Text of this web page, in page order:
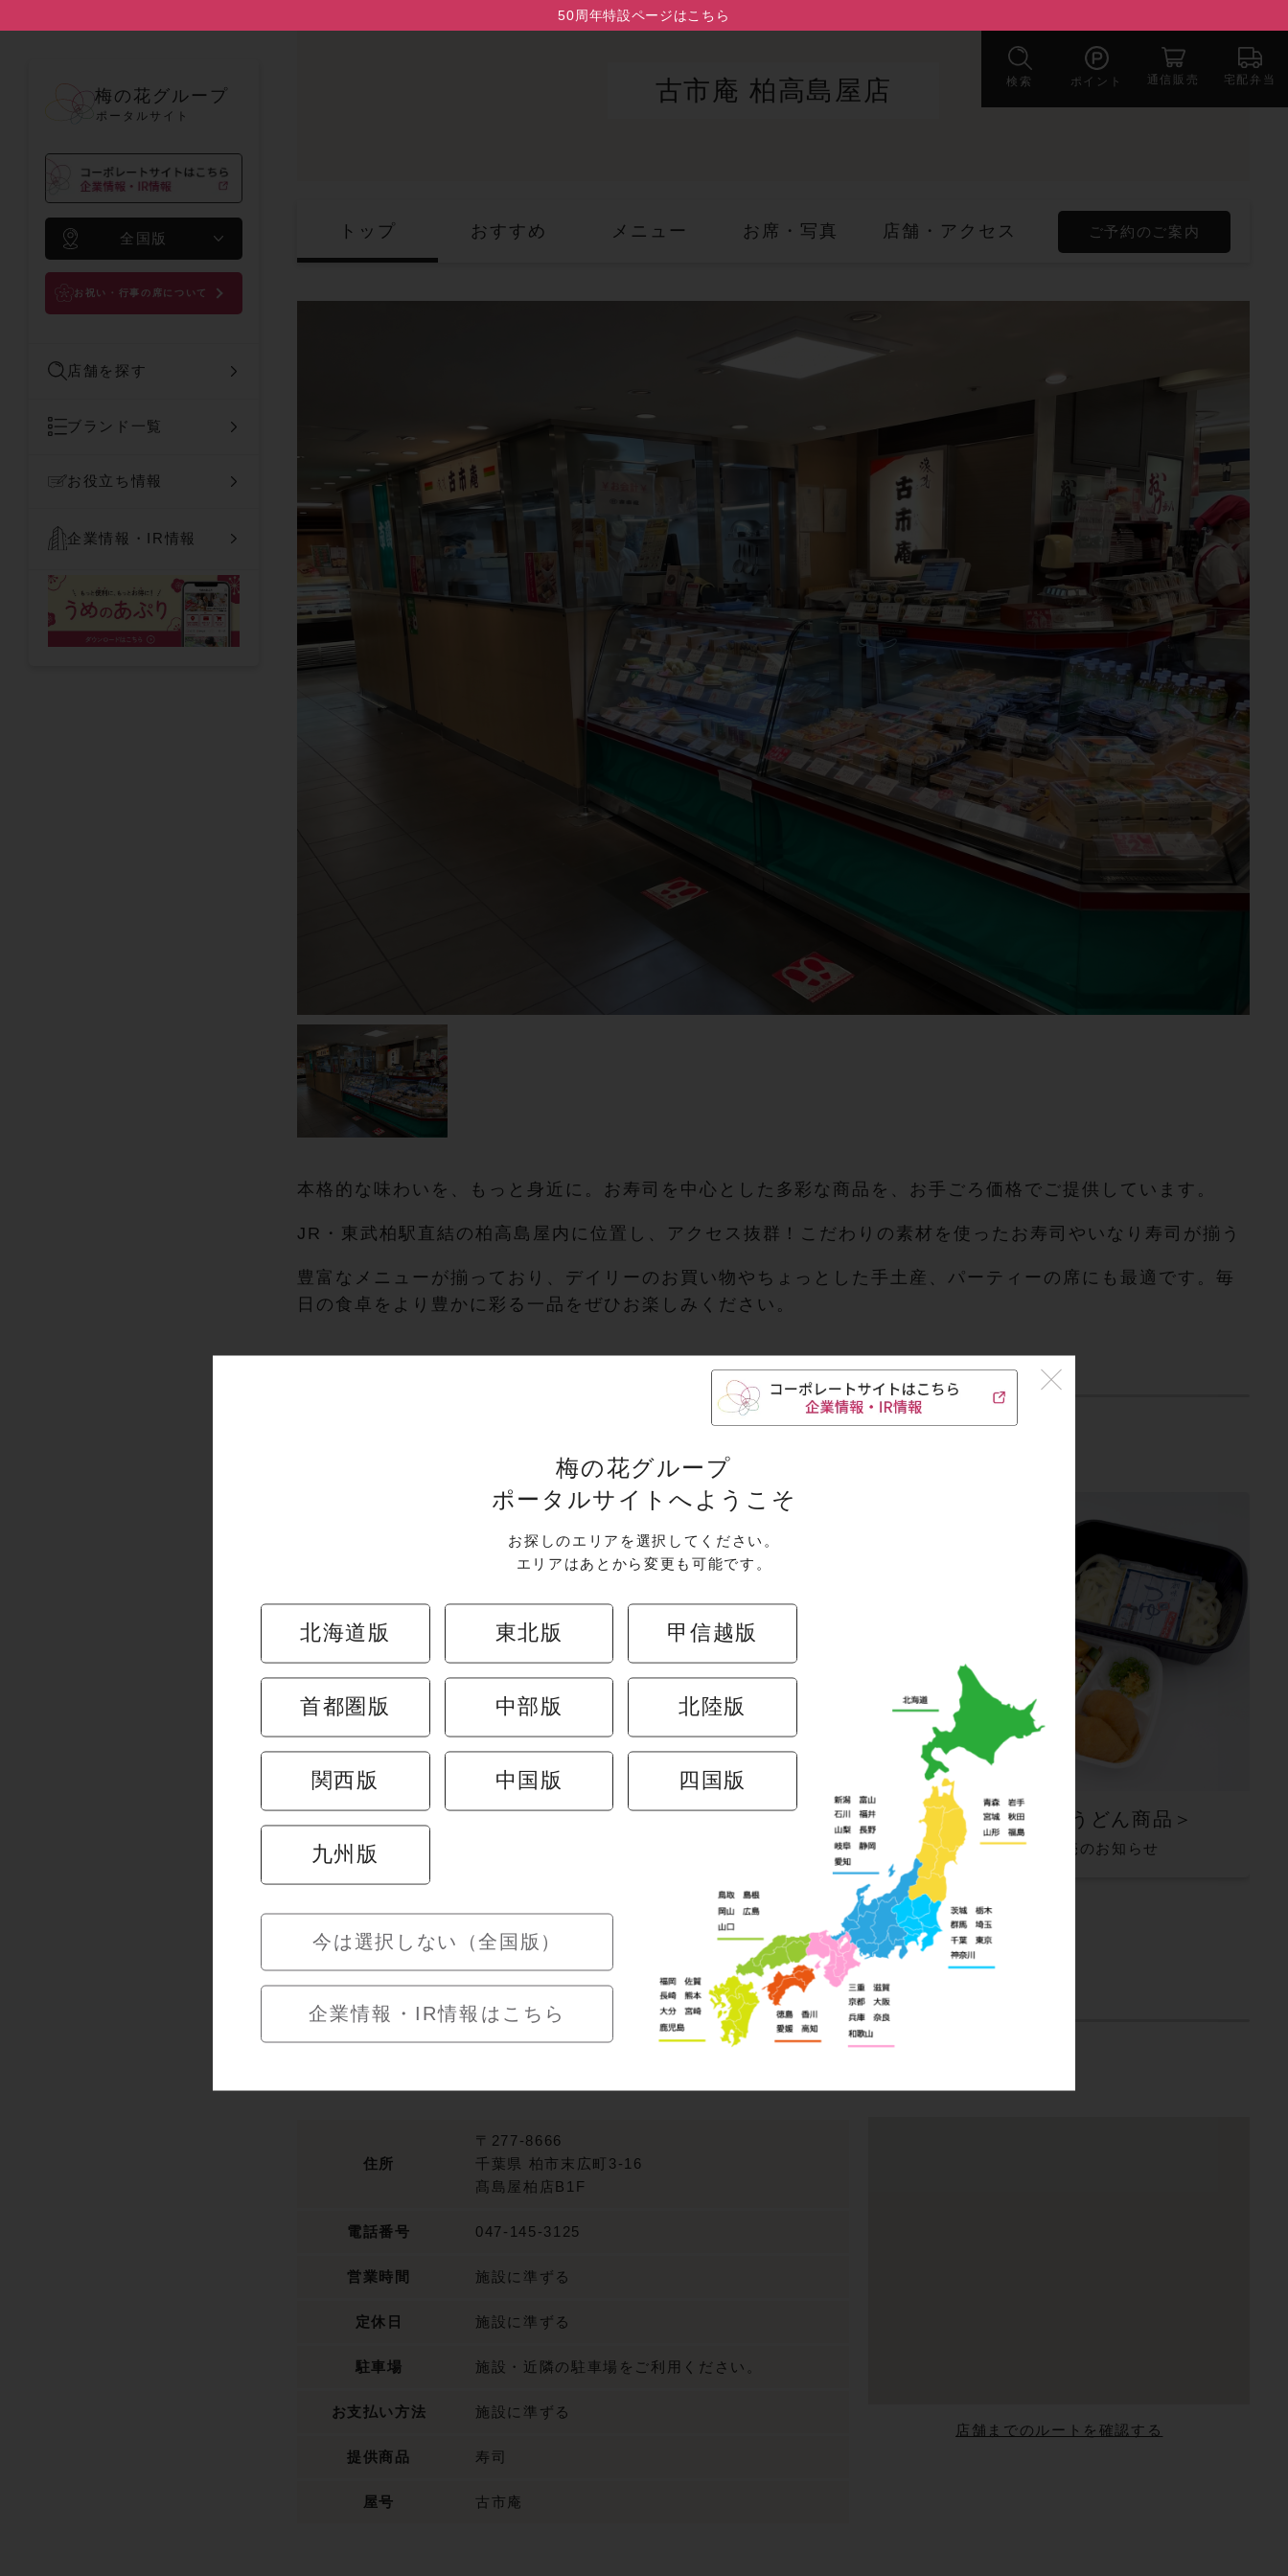
50周年特設ページはこちら
梅の花グループ
ポータルサイト
全国版
お祝い・行事の席について
店舗を探す
ブランド一覧
お役立ち情報
企業情報・IR情報
梅の花グループ
ポータルサイトへようこそ
お探しのエリアを選択してください。
エリアはあとから変更も可能です。
北海道版 東北版 甲信越版
首都圏版 中部版 北陸版
関西版 中国版 四国版
九州版
今は選択しない（全国版）
企業情報・IR情報はこちら
検索 ポイント 通信販売 宅配弁当
古市庵 柏高島屋店
トップ おすすめ メニュー お席・写真 店舗・アクセス ご予約のご案内
本格的な味わいを、もっと身近に。お寿司を中心とした多彩な商品を、お手ごろ価格でご提供しています。
JR・東武柏駅直結の柏高島屋内に位置し、アクセス抜群！こだわりの素材を使ったお寿司やいなり寿司が揃う
豊富なメニューが揃っており、デイリーのお買い物やちょっとした手土産、パーティーの席にも最適です。毎
日の食卓をより豊かに彩る一品をぜひお楽しみください。
期間限定＜2026年メニュー
コンテスト商品＞
古市庵スタンプカード景品
期間限定＜うどん商品＞
4/15～8/25販売のお知らせ
住所
〒277-8666
千葉県 柏市末広町3-16
髙島屋柏店B1F
電話番号 047-145-3125
営業時間 施設に準ずる
定休日 施設に準ずる
駐車場 施設・近隣の駐車場をご利用ください。
お支払い方法 施設に準ずる
提供商品 寿司
屋号 古市庵
店舗までのルートを確認する